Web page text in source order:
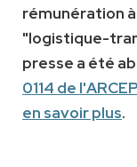
rémunération
"logistique-
presse a été
0114 de
en savoir plus.